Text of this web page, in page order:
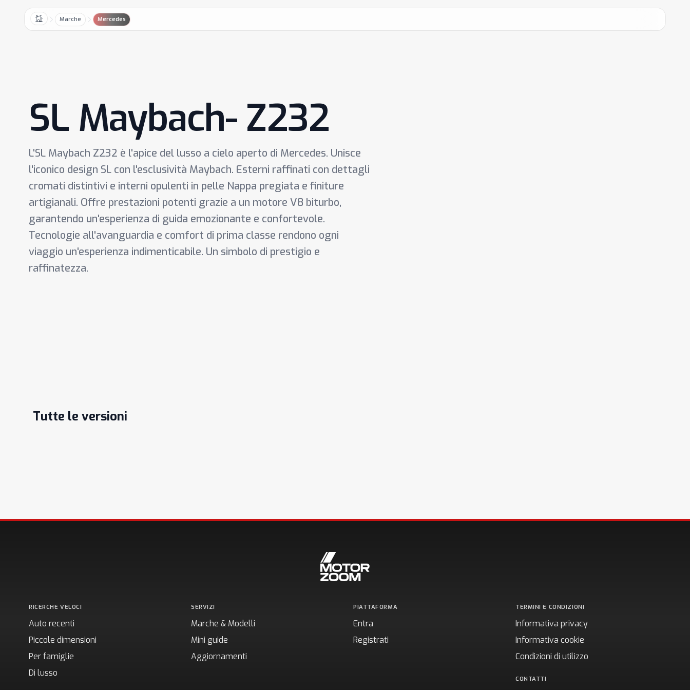
Home Marche Mercedes
SL Maybach- Z232
L'SL Maybach Z232 è l'apice del lusso a cielo aperto di Mercedes. Unisce
l'iconico design SL con l'esclusività Maybach. Esterni raffinati con dettagli
cromati distintivi e interni opulenti in pelle Nappa pregiata e finiture
artigianali. Offre prestazioni potenti grazie a un motore V8 biturbo,
garantendo un'esperienza di guida emozionante e confortevole.
Tecnologie all'avanguardia e comfort di prima classe rendono ogni
viaggio un'esperienza indimenticabile. Un simbolo di prestigio e
raffinatezza.
Tutte le versioni
RICERCHE VELOCI
Auto recenti
Piccole dimensioni
Per famiglie
Di lusso
SERVIZI
Marche & Modelli
Mini guide
Aggiornamenti
PIATTAFORMA
Entra
Registrati
TERMINI E CONDIZIONI
Informativa privacy
Informativa cookie
Condizioni di utilizzo
CONTATTI